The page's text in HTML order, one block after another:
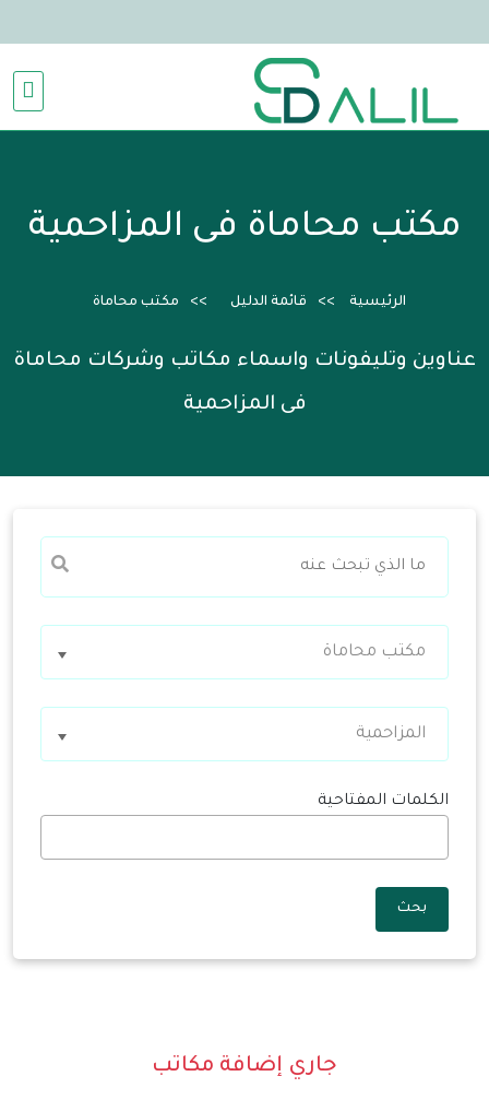
مكتب محاماة فى المزاحمية
الرئيسية قائمة الدليل مكتب محاماة
عناوين وتليفونات واسماء مكاتب وشركات محاماة
فى المزاحمية
مكتب محاماة
المزاحمية
الكلمات المفتاحية
بحث
جاري إضافة مكاتب